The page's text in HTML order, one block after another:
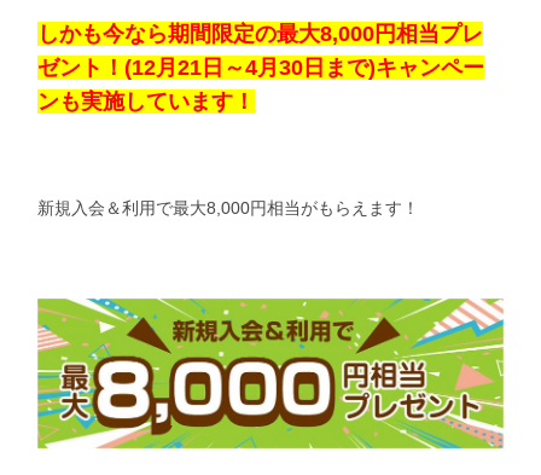
しかも今なら期間限定の最大8,000円相当プレ
ゼント！(12月21日～4月30日まで)キャンペー
ンも実施しています！
新規入会＆利用で最大8,000円相当がもらえます！